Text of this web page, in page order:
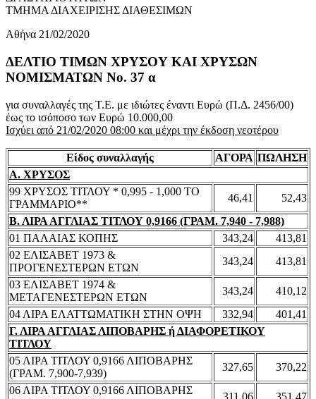
ΤΜΗΜΑ ΔΙΑΧΕΙΡΙΣΗΣ ΔΙΑΘΕΣΙΜΩΝ
Αθήνα 21/02/2020
ΔΕΛΤΙΟ ΤΙΜΩΝ ΧΡΥΣΟΥ ΚΑΙ ΧΡΥΣΩΝ
ΝΟΜΙΣΜΑΤΩΝ No. 37 α
για συναλλαγές της Τ.Ε. με ιδιώτες έναντι Ευρώ (Π.Δ. 2456/00)
έως το ισόποσο των Ευρώ 10.000,00
Ισχύει από 21/02/2020 08:00 και μέχρι την έκδοση νεοτέρου
Είδος συναλλαγής ΑΓΟΡΑ ΠΩΛΗΣΗ
Α. ΧΡΥΣΟΣ
99 ΧΡΥΣΟΣ ΤΙΤΛΟΥ * 0,995 - 1,000 ΤΟ
ΓΡΑΜΜΑΡΙΟ**
46,41
52,43
Β. ΛΙΡΑ ΑΓΓΛΙΑΣ ΤΙΤΛΟΥ 0,9166 (ΓΡΑΜ. 7,940 - 7,988)
01 ΠΑΛΑΙΑΣ ΚΟΠΗΣ
343,24
413,81
02 ΕΛΙΣΑΒΕΤ 1973 &
ΠΡΟΓΕΝΕΣΤΕΡΩΝ ΕΤΩΝ
343,24
413,81
03 ΕΛΙΣΑΒΕΤ 1974 &
ΜΕΤΑΓΕΝΕΣΤΕΡΩΝ ΕΤΩΝ
343,24
410,12
04 ΛΙΡΑ ΕΛΑΤΤΩΜΑΤΙΚΗ ΣΤΗΝ ΟΨΗ
332,94
401,41
Γ. ΛΙΡΑ ΑΓΓΛΙΑΣ ΛΙΠΟΒΑΡΗΣ ή ΔΙΑΦΟΡΕΤΙΚΟΥ
ΤΙΤΛΟΥ
05 ΛΙΡΑ ΤΙΤΛΟΥ 0,9166 ΛΙΠΟΒΑΡΗΣ
(ΓΡΑΜ. 7,900-7,939)
327,65
370,22
06 ΛΙΡΑ ΤΙΤΛΟΥ 0,9166 ΛΙΠΟΒΑΡΗΣ
311,06
351,47